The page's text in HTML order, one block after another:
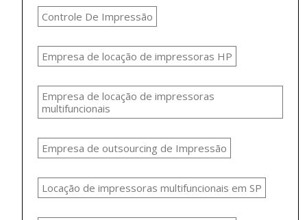
Controle De Impressão
Empresa de locação de impressoras HP
Empresa de locação de impressoras
multifuncionais
Empresa de outsourcing de Impressão
Locação de impressoras multifuncionais em SP